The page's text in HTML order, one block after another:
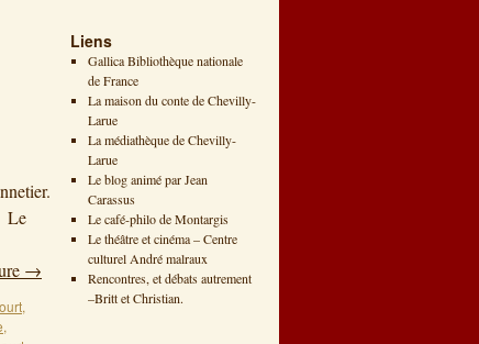
Le
→
,
,
Liens
Gallica Bibliothèque nationale
de France
La maison du conte de Chevilly-
Larue
La médiathèque de Chevilly-
Larue
Le blog animé par Jean
Carassus
Le café-philo de Montargis
Le théâtre et cinéma – Centre
culturel André malraux
Rencontres, et débats autrement
–Britt et Christian.